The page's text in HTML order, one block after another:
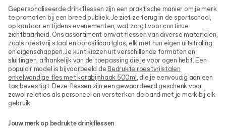
Gepersonaliseerde drinkflessen zijn een praktische manier om je merk
te promoten bij een breed publiek. Je ziet ze terug in de sportschool,
op kantoor en tijdens evenementen, wat zorgt voor continue
zichtbaarheid. Ons assortiment omvat flessen van diverse materialen,
zoals roestvrij staal en borosilicaatglas, elk met hun eigen uitstraling
en eigenschappen. Je kunt kiezen uit verschillende formaten en
sluitingen, afhankelijk van de toepassing die je voor ogen hebt. Een
populair model is bijvoorbeeld deBedrukte roestvrijstalen
enkelwandige fles met karabijnhaak 500ml, die je eenvoudig aan een
tas bevestigt. Deze flessen zijn een gewaardeerd geschenk voor
zowel relaties als personeel en versterken de band met je merk bij elk
gebruik.
Jouw merk op bedrukte drinkflessen